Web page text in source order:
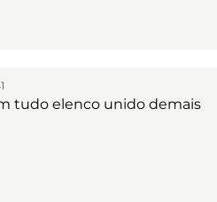
tudo elenco unido demais